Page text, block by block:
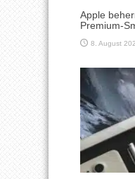
Apple
Premium-
8. August